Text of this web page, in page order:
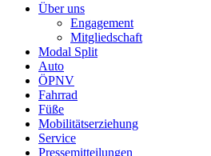
Über uns
Engagement
Mitgliedschaft
Modal Split
Auto
ÖPNV
Fahrrad
Füße
Mobilitätserziehung
Service
Pressemitteilungen